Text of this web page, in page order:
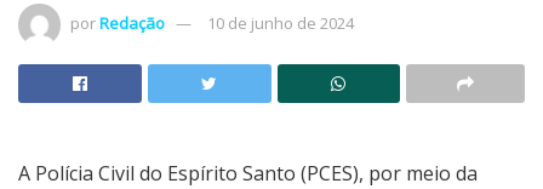
porRedação 10 de junho de 2024
A Polícia Civil do Espírito Santo (PCES), por meio da